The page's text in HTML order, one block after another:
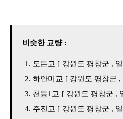
비슷한 교량 :
도돈교 [ 강원도 평창군 ,
하안미교 [ 강원도 평창군
천동1교 [ 강원도 평창군 ,
주진교 [ 강원도 평창군 ,